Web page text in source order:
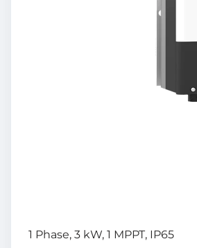
1 Phase, 3 kW, 1 MPPT, IP65